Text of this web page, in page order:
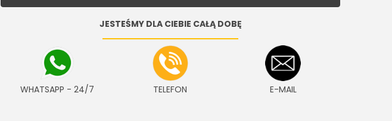
JESTEŚMY DLA CIEBIE CAŁĄ DOBĘ
WHATSAPP - 24/7 TELEFON E-MAIL